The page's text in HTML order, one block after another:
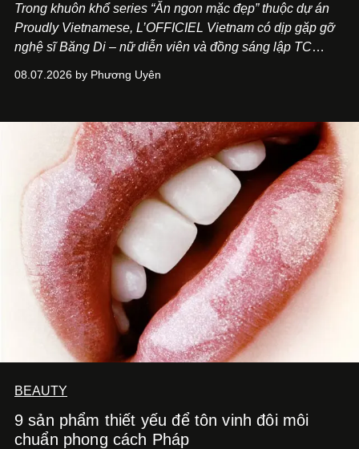
Trong khuôn khổ series “Ăn ngon mặc đẹp” thuộc dự án
Proudly Vietnamese, L’OFFICIEL Vietnam có dịp gặp gỡ
nghệ sĩ Băng Di – nữ diễn viên và đồng sáng lập TC
Kitchen Bar và SALEM tại TP.HCM.
08.07.2026 by Phương Uyên
BEAUTY
9 sản phẩm thiết yếu để tôn vinh đôi môi
chuẩn phong cách Pháp